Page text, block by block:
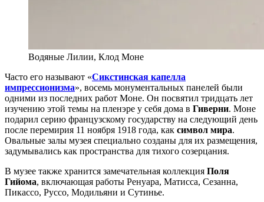
Водяные Лилии, Клод Моне
Часто его называют «Сикстинская капелла
импрессионизма», восемь монументальных панелей были
одними из последних работ Моне. Он посвятил тридцать лет
изучению этой темы на пленэре у себя дома в Гиверни. Моне
подарил серию французскому государству на следующий день
после перемирия 11 ноября 1918 года, как символ мира.
Овальные залы музея специально созданы для их размещения,
задумывались как пространства для тихого созерцания.
В музее также хранится замечательная коллекция Поля
Гийома, включающая работы Ренуара, Матисса, Сезанна,
Пикассо, Руссо, Модильяни и Сутинье.